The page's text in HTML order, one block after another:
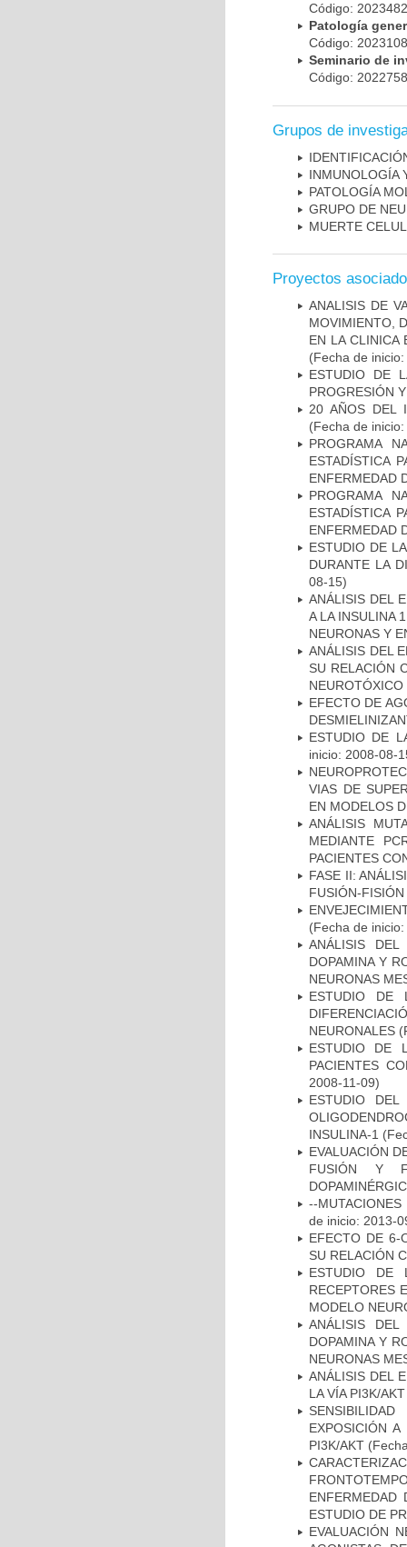
Código:
Patología
Código:
Seminario de
Código:
Grupos de
INMUNOLOGÍA
PATOLOGÍA
GRUPO DE
MUERTE
Proyectos
ANALISIS DE
MOVIMIENTO,
EN LA CLINICA
(Fecha de
ESTUDIO DE
PROGRESIÓN
20 AÑOS DEL
(Fecha de
PROGRAMA
ESTADÍSTICA
ENFERMEDAD
PROGRAMA
ESTADÍSTICA
ENFERMEDAD
ESTUDIO DE
DURANTE LA
08-15)
ANÁLISIS DEL
A LA INSULINA
NEURONAS Y
ANÁLISIS DEL
SU RELACIÓN
NEUROTÓXICO
EFECTO DE
ESTUDIO DE
inicio: 2008-08-
VIAS DE
EN MODELOS
ANÁLISIS
MEDIANTE
PACIENTES
FASE II:
FUSIÓN-
(Fecha de
ANÁLISIS
DOPAMINA Y
NEURONAS
ESTUDIO DE
NEURONALES
ESTUDIO DE
PACIENTES
2008-11-09)
ESTUDIO
INSULINA-1
EVALUACIÓN
FUSIÓN Y
--
de inicio: 2013-
EFECTO DE 6-
SU RELACIÓN
ESTUDIO DE
RECEPTORES
MODELO
ANÁLISIS
DOPAMINA Y
NEURONAS
ANÁLISIS DEL
LA VÍA PI3K/
EXPOSICIÓN
PI3K/AKT
ENFERMEDAD
ESTUDIO DE
EVALUACIÓN